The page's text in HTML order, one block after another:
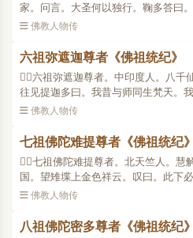
家。问言。大圣何以独行。鞠多答曰
当见垂惠。长者答言。若后生子必相
佛教人物传
六祖弥遮迦尊者《佛祖统纪》
六祖弥遮迦尊者。中印度人。八千
往见提迦多曰。我昔与师同生梵天。
知识修习佛道。自此殊途已经六劫。
佛教人物传
七祖佛陀难提尊者《佛祖统纪》
七祖佛陀难提尊者。北天竺人。慧
国。望雉堞上金色祥云。叹曰。此下
果于阛阓中见佛陀难提。而谓之曰。
佛教人物传
八祖佛陀密多尊者《佛祖统纪》